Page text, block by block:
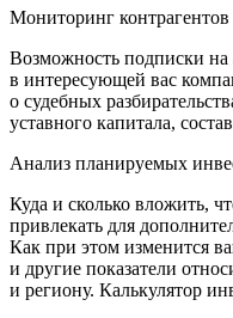
Мониторинг контрагентов
Возможность подписки на
в интересующей вас
о судебных
уставного капитала,
Анализ планируемых
Куда и сколько вложить,
привлекать для
Как при этом изменится
и другие показатели
и региону. Калькулятор